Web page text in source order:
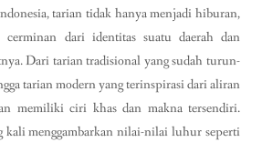
tarian tidak hanya menjadi hiburan,
cerminan dari identitas suatu daerah dan
Dari tarian tradisional yang sudah turun-
tarian modern yang terinspirasi dari aliran
memiliki ciri khas dan makna tersendiri.
kali menggambarkan nilai-nilai luhur seperti